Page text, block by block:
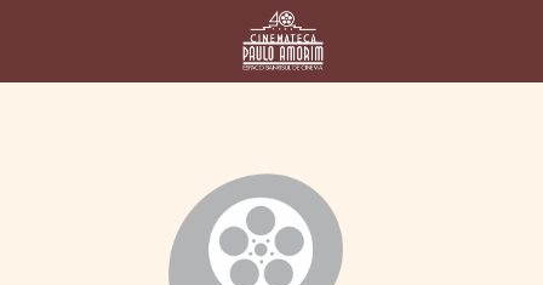
PAULO AMORIM
> HOMENAGEADOS